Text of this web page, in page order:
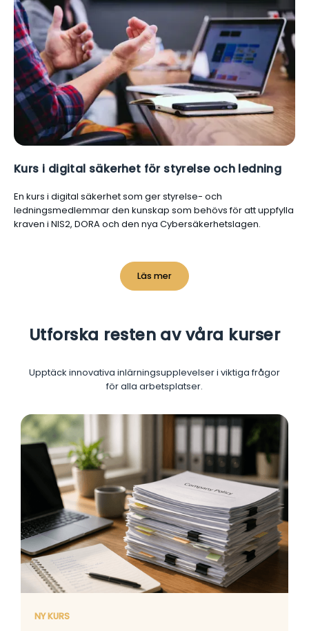
Kurs i digital säkerhet för styrelse och ledning
En kurs i digital säkerhet som ger styrelse- och
ledningsmedlemmar den kunskap som behövs för att uppfylla
kraven i NIS2, DORA och den nya Cybersäkerhetslagen.
Läs mer
Utforska resten av våra kurser
Upptäck innovativa inlärningsupplevelser i viktiga frågor
för alla arbetsplatser.
NY KURS